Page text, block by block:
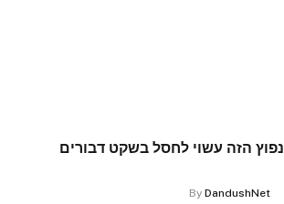
הזה עשוי לחסל בשקט דבורים
By DandushNet